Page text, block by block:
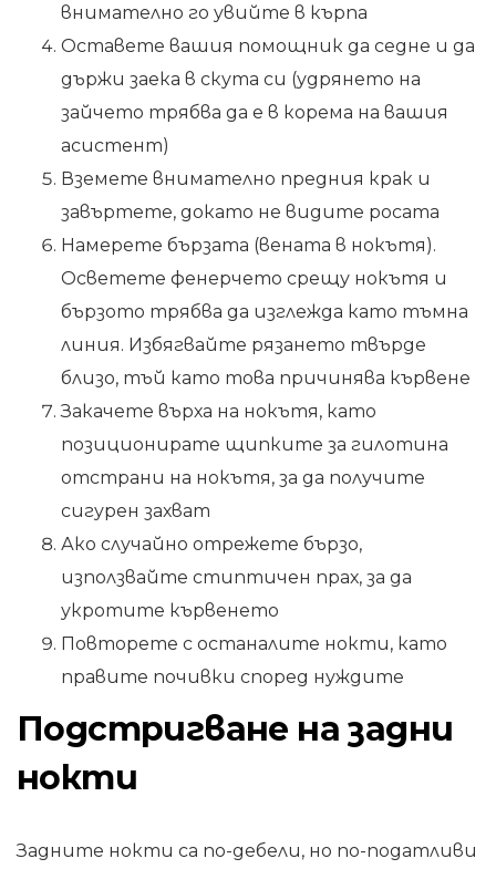
внимателно го увийте в кърпа
Оставете вашия помощник да седне и да
държи заека в скута си (удрянето на
зайчето трябва да е в корема на вашия
асистент)
Вземете внимателно предния крак и
завъртете, докато не видите росата
Намерете бързата (вената в нокътя).
Осветете фенерчето срещу нокътя и
бързото трябва да изглежда като тъмна
линия. Избягвайте рязането твърде
близо, тъй като това причинява кървене
Закачете върха на нокътя, като
позиционирате щипките за гилотина
отстрани на нокътя, за да получите
сигурен захват
Ако случайно отрежете бързо,
използвайте стиптичен прах, за да
укротите кървенето
Повторете с останалите нокти, като
правите почивки според нуждите
Подстригване на задни
нокти
Задните нокти са по-дебели, но по-податливи